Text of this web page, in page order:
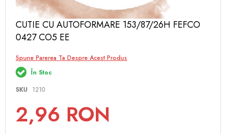
Skip
to
the
of
the
images
CUTIE CU AUTOFORMARE 153/87/26H FEFCO
0427 CO5 EE
Spune Parerea Ta Despre Acest Produs
În Stoc
SKU
1210
2,96 RON